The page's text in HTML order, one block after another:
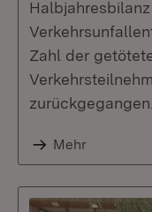
Zahl der
zurückgegangen.
Mehr